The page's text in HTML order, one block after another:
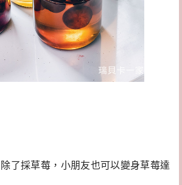
除了採草莓，小朋友也可以變身草莓達